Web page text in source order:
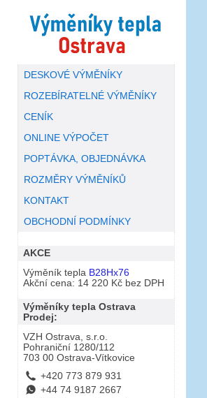
DESKOVÉ VÝMĚNÍKY
ROZEBÍRATELNÉ VÝMĚNÍKY
CENÍK
ONLINE VÝPOČET
POPTÁVKA, OBJEDNÁVKA
ROZMĚRY VÝMĚNÍKŮ
KONTAKT
OBCHODNÍ PODMÍNKY
AKCE
Výměník tepla B28Hx76
Akční cena: 14 220 Kč bez DPH
Výměníky tepla Ostrava
Prodej:
VZH Ostrava, s.r.o.
Pohraniční 1280/112
703 00 Ostrava-Vítkovice
L +420 773 879 931
E +44 74 9187 2667